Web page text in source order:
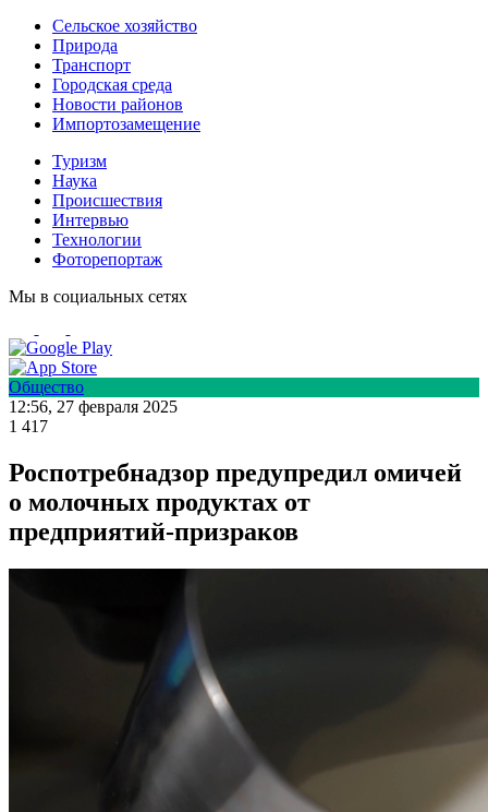
Сельское хозяйство
Природа
Транспорт
Городская среда
Новости районов
Импортозамещение
Туризм
Наука
Происшествия
Интервью
Технологии
Фоторепортаж
Мы в социальных сетях
Общество
12:56, 27 февраля 2025
1 417
Роспотребнадзор предупредил омичей
о молочных продуктах от
предприятий-призраков